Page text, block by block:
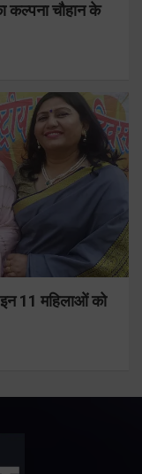
कल्पना चौहान के
इन 11 महिलाओं को